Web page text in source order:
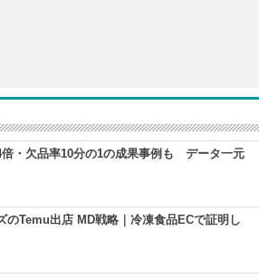
倍・欠品率10分の1の成果事例も データ一元
のTemu出店 MD戦略｜冷凍食品ECで証明し